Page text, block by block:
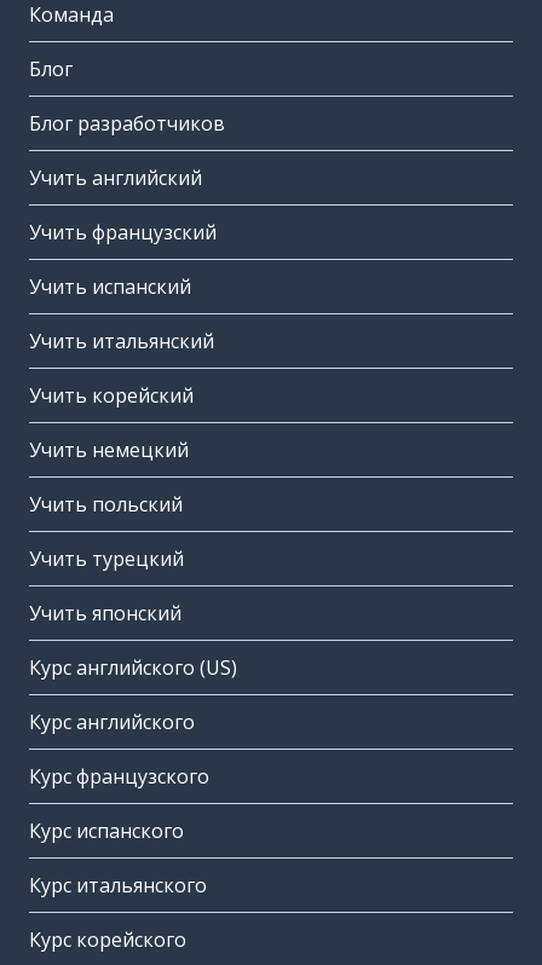
Команда
Блог
Блог разработчиков
Учить английский
Учить французский
Учить испанский
Учить итальянский
Учить корейский
Учить немецкий
Учить польский
Учить турецкий
Учить японский
Курс английского (US)
Курс английского
Курс французского
Курс испанского
Курс итальянского
Курс корейского